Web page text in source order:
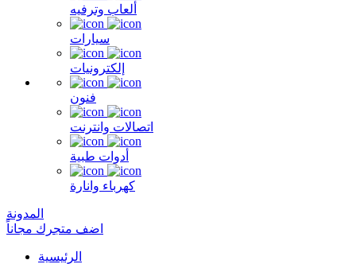
ألعاب وترفيه
سيارات
إلكترونيات
فنون
اتصالات وانترنت
أدوات طبية
كهرباء وانارة
المدونة
اضف متجرك مجاناً
الرئيسية